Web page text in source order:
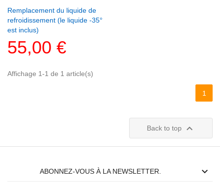
Remplacement du liquide de
refroidissement (le liquide -35°
est inclus)
55,00 €
Affichage 1-1 de 1 article(s)
1
Back to top 
ABONNEZ-VOUS À LA NEWSLETTER. 